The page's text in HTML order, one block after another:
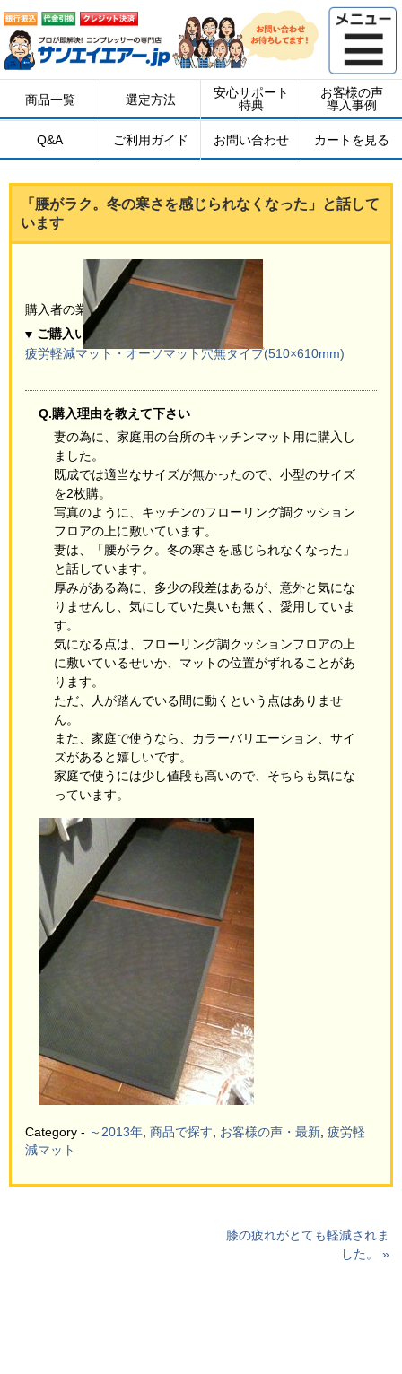
商品一覧 選定方法
安心サポート
特典
お客様の声
導入事例
Q&A ご利用ガイド お問い合わせ カートを見る
「腰がラク。冬の寒さを感じられなくなった」と話して
います
購入者の業種：
ご購入いただいた品
疲労軽減マット・オーソマット穴無タイプ(510×610mm)
Q.購入理由を教えて下さい
妻の為に、家庭用の台所のキッチンマット用に購入し
ました。
既成では適当なサイズが無かったので、小型のサイズ
を2枚購。
写真のように、キッチンのフローリング調クッション
フロアの上に敷いています。
妻は、「腰がラク。冬の寒さを感じられなくなった」
と話しています。
厚みがある為に、多少の段差はあるが、意外と気にな
りませんし、気にしていた臭いも無く、愛用していま
す。
気になる点は、フローリング調クッションフロアの上
に敷いているせいか、マットの位置がずれることがあ
ります。
ただ、人が踏んでいる間に動くという点はありませ
ん。
また、家庭で使うなら、カラーバリエーション、サイ
ズがあると嬉しいです。
家庭で使うには少し値段も高いので、そちらも気にな
っています。
Category - ～2013年 商品で探す お客様の声・最新 疲労軽
減マット
膝の疲れがとても軽減されま
した。 »